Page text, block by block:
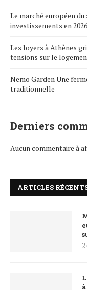
Le marché européen
investissements en
Les loyers à Athènes
tensions sur le
Nemo Garden Une
traditionnelle
Derniers
Aucun commentaire à
ARTICLES